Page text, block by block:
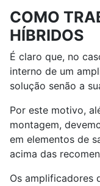
COMO
HÍBRIDOS
É claro que, no
interno de um
solução senão a
Por este motivo,
montagem,
em elementos de
acima das
Os amplificadores